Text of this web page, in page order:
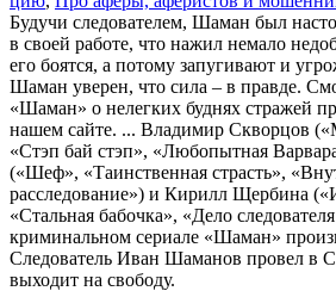
Будучи следователем, Шаман был
в своей работе, что нажил немало
его боятся, а потому запугивают и
Шаман уверен, что сила – в правде.
«Шаман» о нелегких буднях стражей
нашем сайте. ... Владимир Скворцов
«Стэп бай стэп», «Любопытная
(«Шеф», «Таинственная страсть»,
расследование») и Кирилл Щербина
«Стальная бабочка», «Дело
криминальном сериале «Шаман»
Следователь Иван Шаманов провел в
выходит на свободу.